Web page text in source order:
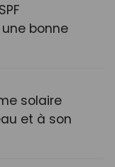
bonne
solaire
et à son